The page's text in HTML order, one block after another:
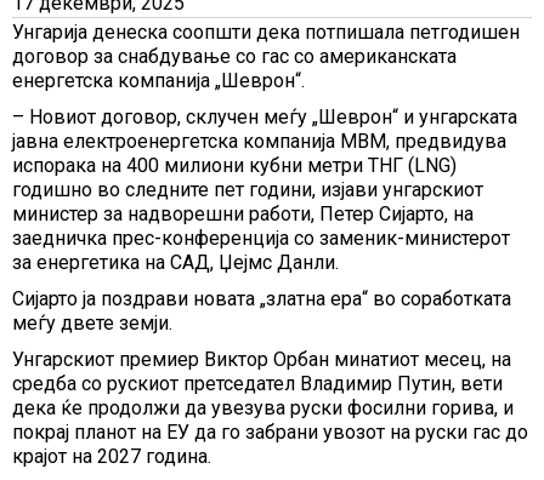
Унгарија денеска соопшти дека потпишала петгодишен
договор за снабдување со гас со американската
енергетска компанија „Шеврон“.
– Новиот договор, склучен меѓу „Шеврон“ и унгарската
јавна електроенергетска компанија МВМ, предвидува
испорака на 400 милиони кубни метри ТНГ (LNG)
годишно во следните пет години, изјави унгарскиот
министер за надворешни работи, Петер Сијарто, на
заедничка прес-конференција со заменик-министерот
за енергетика на САД, Џејмс Данли.
Сијарто ја поздрави новата „златна ера“ во соработката
меѓу двете земји.
Унгарскиот премиер Виктор Орбан минатиот месец, на
средба со рускиот претседател Владимир Путин, вети
дека ќе продолжи да увезува руски фосилни горива, и
покрај планот на ЕУ да го забрани увозот на руски гас до
крајот на 2027 година.